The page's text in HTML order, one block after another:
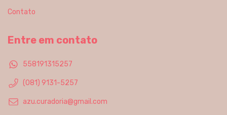
Contato
Entre em contato
558191315257
(081) 9131-5257
azu.curadoria@gmail.com